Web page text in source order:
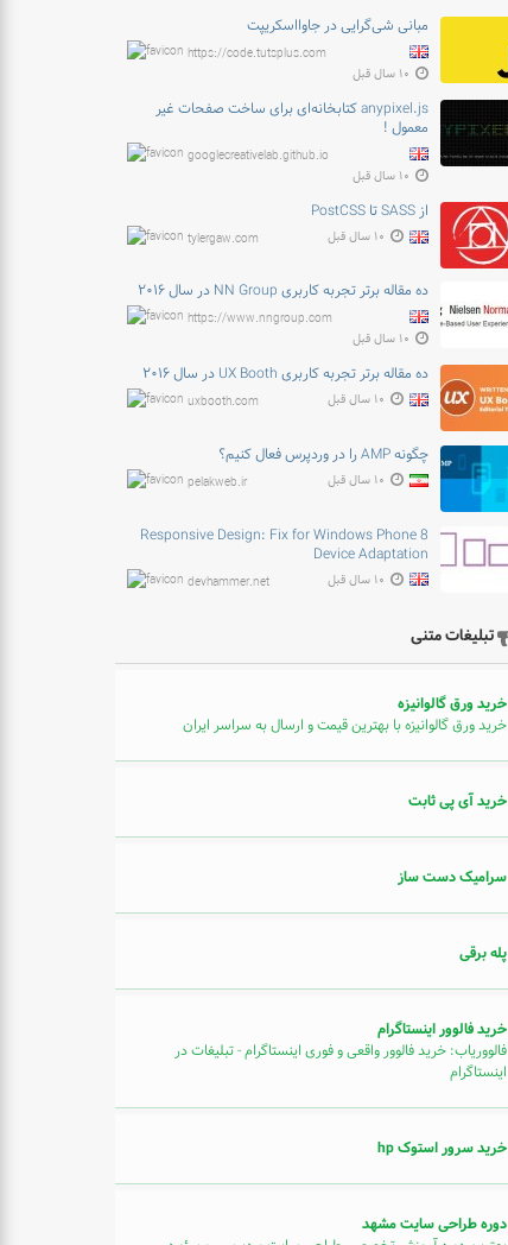
مبانی شی‌گرایی در جاوااسکریپت
https://code.tutsplus.com
۱۰ سال قبل
anypixel.js کتابخانه‌ای برای ساخت صفحات غیر
معمول !
googlecreativelab.github.io
۱۰ سال قبل
از SASS تا PostCSS
tylergaw.com ۱۰ سال قبل
ده مقاله برتر تجربه کاربری NN Group در سال ۲۰۱۶
https://www.nngroup.com
۱۰ سال قبل
ده مقاله برتر تجربه کاربری UX Booth در سال ۲۰۱۶
uxbooth.com ۱۰ سال قبل
چگونه AMP را در وردپرس فعال کنیم؟
pelakweb.ir ۱۰ سال قبل
Responsive Design: Fix for Windows Phone 8
Device Adaptation
devhammer.net ۱۰ سال قبل
تبلیغات متنی
خرید ورق گالوانیزه
خرید ورق گالوانیزه با بهترین قیمت و ارسال به سراسر ایران
خرید آی پی ثابت
سرامیک دست ساز
پله برقی
خرید فالوور اینستاگرام
فالووریاب: خرید فالوور واقعی و فوری اینستاگرام - تبلیغات در
اینستاگرام
خرید سرور استوک hp
دوره طراحی سایت مشهد